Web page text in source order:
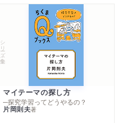
シリーズ・全集
マイテーマの探し方
─探究学習ってどうやるの？
片岡則夫著